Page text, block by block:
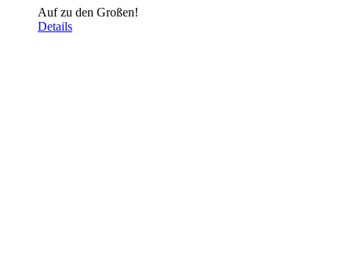
Auf zu den Großen!
Details